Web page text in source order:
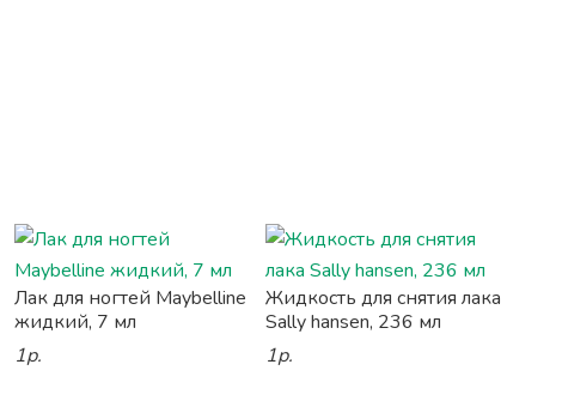
Лак для ногтей Maybelline
жидкий, 7 мл
1р.
Жидкость для снятия лака
Sally hansen, 236 мл
1р.